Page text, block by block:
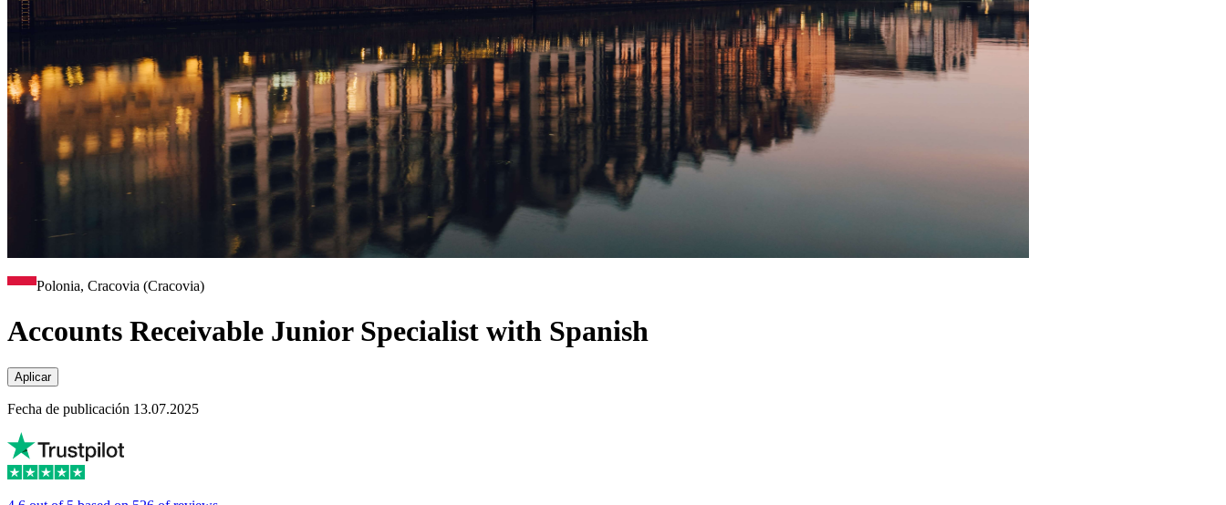
Polonia, Cracovia (Cracovia)
Accounts Receivable Junior Specialist with Spanish
Aplicar
Fecha de publicación 13.07.2025